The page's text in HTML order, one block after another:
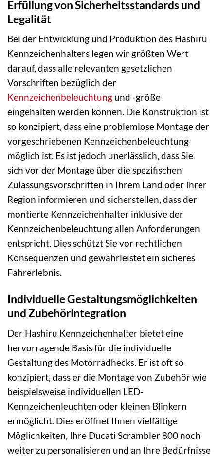
Erfüllung von Sicherheitsstandards und
Legalität
Bei der Entwicklung und Produktion des Hashiru
Kennzeichenhalters legen wir größten Wert
darauf, dass alle relevanten gesetzlichen
Vorschriften bezüglich der
Kennzeichenbeleuchtung und -größe
eingehalten werden können. Die Konstruktion ist
so konzipiert, dass eine problemlose Montage der
vorgeschriebenen Kennzeichenbeleuchtung
möglich ist. Es ist jedoch unerlässlich, dass Sie
sich vor der Montage über die spezifischen
Zulassungsvorschriften in Ihrem Land oder Ihrer
Region informieren und sicherstellen, dass der
montierte Kennzeichenhalter inklusive der
Kennzeichenbeleuchtung allen Anforderungen
entspricht. Dies schützt Sie vor rechtlichen
Konsequenzen und gewährleistet ein sicheres
Fahrerlebnis.
Individuelle Gestaltungsmöglichkeiten
und Zubehörintegration
Der Hashiru Kennzeichenhalter bietet eine
hervorragende Basis für die individuelle
Gestaltung des Motorradhecks. Er ist oft so
konzipiert, dass er die Montage von Zubehör wie
beispielsweise individuellen LED-
Kennzeichenleuchten oder kleinen Blinkern
ermöglicht. Dies eröffnet Ihnen vielfältige
Möglichkeiten, Ihre Ducati Scrambler 800 noch
weiter zu personalisieren und an Ihre Bedürfnisse